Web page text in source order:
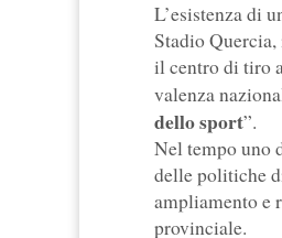
L’esistenza di
Stadio
il centro di tiro
valenza
dello sport”.
Nel tempo uno
delle politiche
ampliamento e
provinciale.